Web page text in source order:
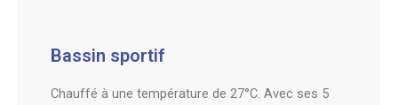
Bassin sportif
Chauffé à une température de 27°C. Avec ses 5